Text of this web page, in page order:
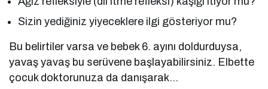
Sizin yediğiniz yiyeceklere ilgi gösteriyor mu?
Bu belirtiler varsa ve bebek 6. ayını doldurduysa,
yavaş yavaş bu serüvene başlayabilirsiniz. Elbette
çocuk doktorunuza da danışarak…